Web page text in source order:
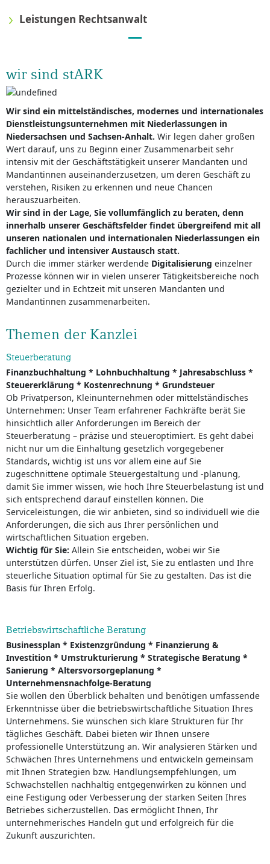
Leistungen Rechtsanwalt
wir sind stARK
Wir sind ein mittelständisches, modernes und internationales
Dienstleistungsunternehmen mit Niederlassungen in
Niedersachsen und Sachsen-Anhalt. Wir legen daher großen
Wert darauf, uns zu Beginn einer Zusammenarbeit sehr
intensiv mit der Geschäftstätigkeit unserer Mandanten und
Mandantinnen auseinanderzusetzen, um deren Geschäft zu
verstehen, Risiken zu erkennen und neue Chancen
herauszuarbeiten.
Wir sind in der Lage, Sie vollumfänglich zu beraten, denn
innerhalb unserer Geschäftsfelder findet übergreifend mit all
unseren nationalen und internationalen Niederlassungen ein
fachlicher und intensiver Austausch statt.
Durch die immer stärker werdende Digitalisierung einzelner
Prozesse können wir in vielen unserer Tätigkeitsbereiche noch
gezielter und in Echtzeit mit unseren Mandanten und
Mandantinnen zusammenarbeiten.
Themen der Kanzlei
Steuerberatung
Finanzbuchhaltung * Lohnbuchhaltung * Jahresabschluss *
Steuererklärung * Kostenrechnung * Grundsteuer
Ob Privatperson, Kleinunternehmen oder mittelständisches
Unternehmen: Unser Team erfahrener Fachkräfte berät Sie
hinsichtlich aller Anforderungen im Bereich der
Steuerberatung – präzise und steueroptimiert. Es geht dabei
nicht nur um die Einhaltung gesetzlich vorgegebener
Standards, wichtig ist uns vor allem eine auf Sie
zugeschnittene optimale Steuergestaltung und -planung,
damit Sie immer wissen, wie hoch Ihre Steuerbelastung ist und
sich entsprechend darauf einstellen können. Die
Serviceleistungen, die wir anbieten, sind so individuell wie die
Anforderungen, die sich aus Ihrer persönlichen und
wirtschaftlichen Situation ergeben.
Wichtig für Sie: Allein Sie entscheiden, wobei wir Sie
unterstützen dürfen. Unser Ziel ist, Sie zu entlasten und Ihre
steuerliche Situation optimal für Sie zu gestalten. Das ist die
Basis für Ihren Erfolg.
Betriebswirtschaftliche Beratung
Businessplan * Existenzgründung * Finanzierung &
Investition * Umstrukturierung * Strategische Beratung *
Sanierung * Altersvorsorgeplanung *
Unternehmensnachfolge-Beratung
Sie wollen den Überblick behalten und benötigen umfassende
Erkenntnisse über die betriebswirtschaftliche Situation Ihres
Unternehmens. Sie wünschen sich klare Strukturen für Ihr
tägliches Geschäft. Dabei bieten wir Ihnen unsere
professionelle Unterstützung an. Wir analysieren Stärken und
Schwächen Ihres Unternehmens und entwickeln gemeinsam
mit Ihnen Strategien bzw. Handlungsempfehlungen, um
Schwachstellen nachhaltig entgegenwirken zu können und
eine Festigung oder Verbesserung der starken Seiten Ihres
Betriebes sicherzustellen. Das ermöglicht Ihnen, Ihr
unternehmerisches Handeln gut und erfolgreich für die
Zukunft auszurichten.